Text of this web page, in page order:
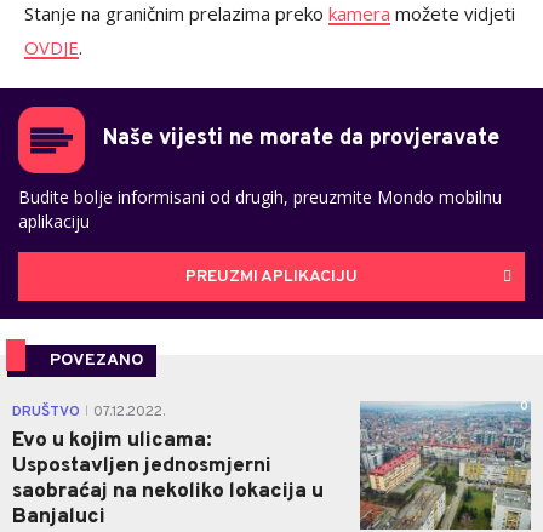
Stanje na graničnim prelazima preko kamera možete vidjeti
OVDJE.
Naše vijesti ne morate da provjeravate
Budite bolje informisani od drugih, preuzmite Mondo mobilnu
aplikaciju
PREUZMI APLIKACIJU
POVEZANO
DRUŠTVO 07.12.2022.
Evo u kojim ulicama:
Uspostavljen jednosmjerni
saobraćaj na nekoliko lokacija u
Banjaluci
0